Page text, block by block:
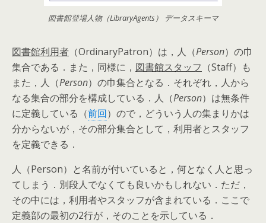
図書館登場人物（LibraryAgents） データスキーマ
図書館利用者 （OrdinaryPatron）は，人（Person）の巾
集合である．また，同様に， 図書館スタッフ （Staff）も
また，人（Person）の巾集合となる．それぞれ，人から
なる集合の部分を構成している．人（Person）は無条件
に定義している（前回）ので，どういう人の集まりかは
分からないが，その部分集合として，利用者とスタッフ
を定義できる．
人（Person）と名前が付いていると，何となく人と思っ
てしまう．別段人でなくても良いかもしれない．ただ，
その中には，利用者やスタッフが含まれている．ここで
定義部の最初の2行が，そのことを示している．